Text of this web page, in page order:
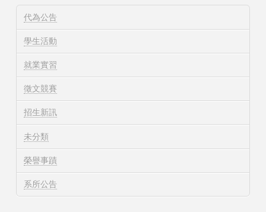
代為公告
學生活動
就業實習
徵文競賽
招生新訊
未分類
榮譽事蹟
系所公告